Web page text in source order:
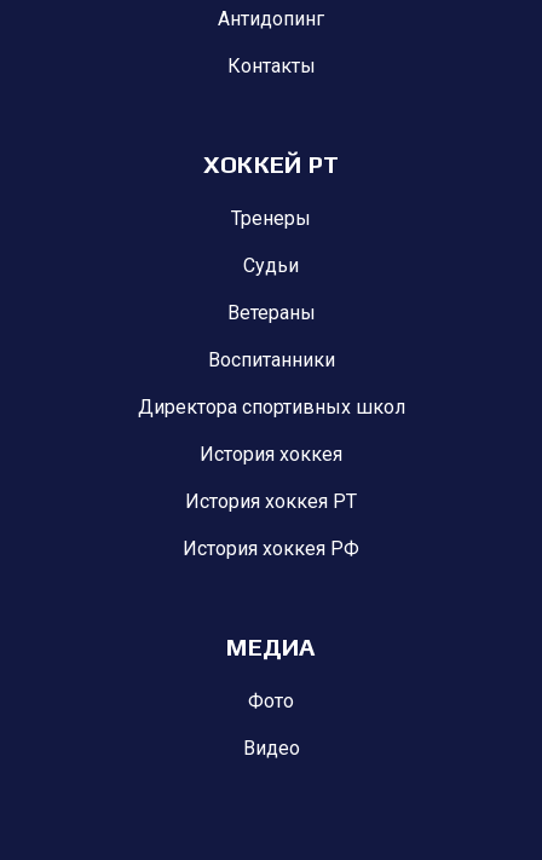
Антидопинг
Контакты
ХОККЕЙ РТ
Тренеры
Судьи
Ветераны
Воспитанники
Директора спортивных школ
История хоккея
История хоккея РТ
История хоккея РФ
МЕДИА
Фото
Видео